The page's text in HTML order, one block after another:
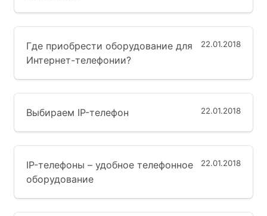
22.01.2018
Где приобрести оборудование для
Интернет-телефонии?
22.01.2018
Выбираем IP-телефон
22.01.2018
IP-телефоны – удобное телефонное
оборудование